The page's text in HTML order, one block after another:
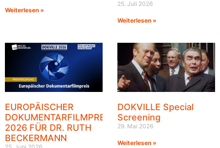
Weiterlesen »
25. Juli 2026
Weiterlesen »
EUROPÄISCHER
DOKUMENTARFILMPREIS
2026 FÜR DR. RUTH
BECKERMANN
DOKVILLE Special
Screening
29. Mai 2026
Weiterlesen »